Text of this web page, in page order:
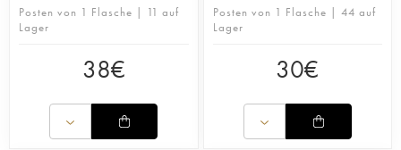
Posten von 1 Flasche | 11 auf
Lager
38€
Posten von 1 Flasche | 44 auf
Lager
30€